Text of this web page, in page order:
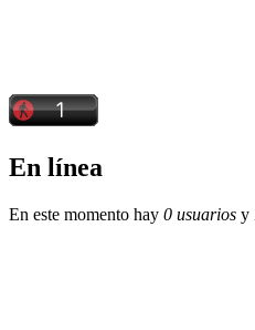
En línea
En este momento hay 0 usuarios y